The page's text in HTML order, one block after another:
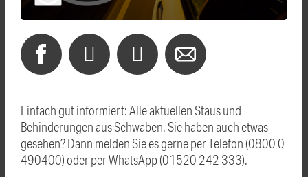
Einfach gut informiert: Alle aktuellen Staus und
Behinderungen aus Schwaben. Sie haben auch etwas
gesehen? Dann melden Sie es gerne per Telefon (0800 0
490400) oder per WhatsApp (01520 242 333).